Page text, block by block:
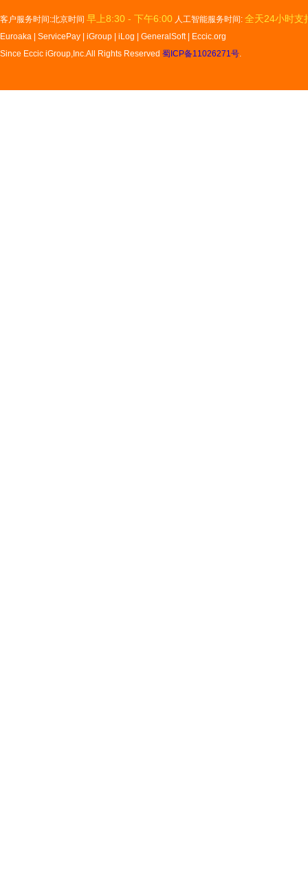
客户服务时间:北京时间 早上8:30 - 下午6:00 人工智能服务时间: 全天24小时支
Euroaka ServicePay iGroup iLog GeneralSoft|
Eccic.org
Since Eccic iGroup,Inc.All Rights Reserved 蜀ICP备11026271号.